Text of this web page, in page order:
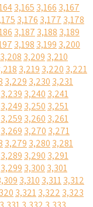
3,165 3,166 3,167
3,176 3,177 3,178
3,187 3,188 3,189
3,198 3,199 3,200
3,208 3,209 3,210
3,219 3,220 3,221
3,229 3,230 3,231
3,239 3,240 3,241
3,249 3,250 3,251
3,259 3,260 3,261
3,269 3,270 3,271
3,279 3,280 3,281
3,289 3,290 3,291
3,299 3,300 3,301
3,310 3,3113,312
3,3213,322 3,323